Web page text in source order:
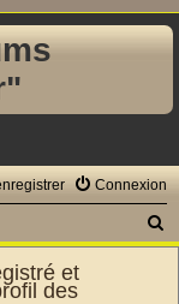
Connexion
et
des